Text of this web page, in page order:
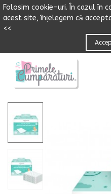
Folosim cookie-uri. n cazulîn
acest site,înțelegem că
<<